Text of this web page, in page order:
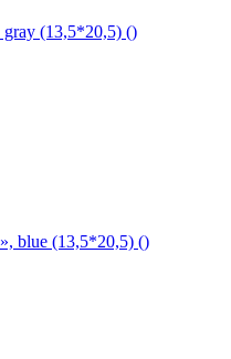
gray (13,5*20,5) ()
blue (13,5*20,5) ()